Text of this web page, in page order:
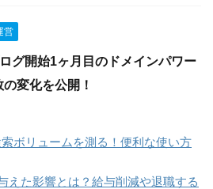
営
グ開始1ヶ月目のドメインパワー
変化を公開！
ボリュームを測る！便利な使い方
えた影響とは？給与削減や退職する